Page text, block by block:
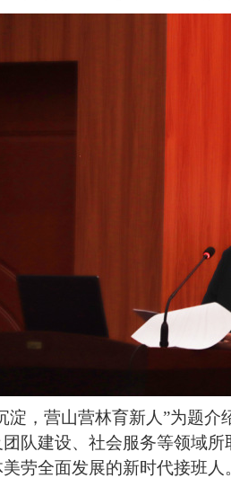
淀，营山营林育新人”为题
队建设、社会服务等领域
劳全面发展的新时代接班人